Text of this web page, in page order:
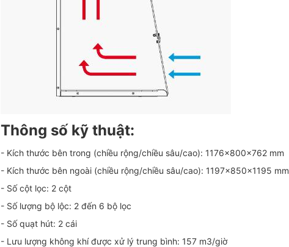
Thông số kỹ thuật:
- Kích thước bên trong (chiều rộng/chiều sâu/cao): 1176x800x762 mm
- Kích thước bên ngoài (chiều rộng/chiều sâu/cao): 1197x850x1195 mm
- Số cột lọc: 2 cột
- Số lượng bộ lộc: 2 đến 6 bộ lọc
- Số quạt hút: 2 cái
- Lưu lượng không khí được xử lý trung bình: 157 m3/giờ